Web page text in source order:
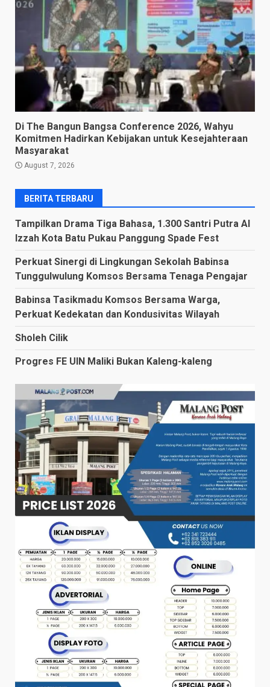
Di The Bangun Bangsa Conference 2026, Wahyu
Komitmen Hadirkan Kebijakan untuk Kesejahteraan
Masyarakat
August 7, 2026
BERITA TERBARU
Tampilkan Drama Tiga Bahasa, 1.300 Santri Putra Al
Izzah Kota Batu Pukau Panggung Spade Fest
Perkuat Sinergi di Lingkungan Sekolah Babinsa
Tunggulwulung Komsos Bersama Tenaga Pengajar
Babinsa Tasikmadu Komsos Bersama Warga,
Perkuat Kedekatan dan Kondusivitas Wilayah
Sholeh Cilik
Progres FE UIN Maliki Bukan Kaleng-kaleng